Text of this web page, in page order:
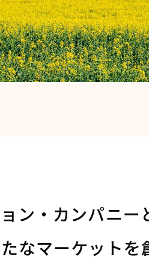
ン・カンパニー
なマーケットを